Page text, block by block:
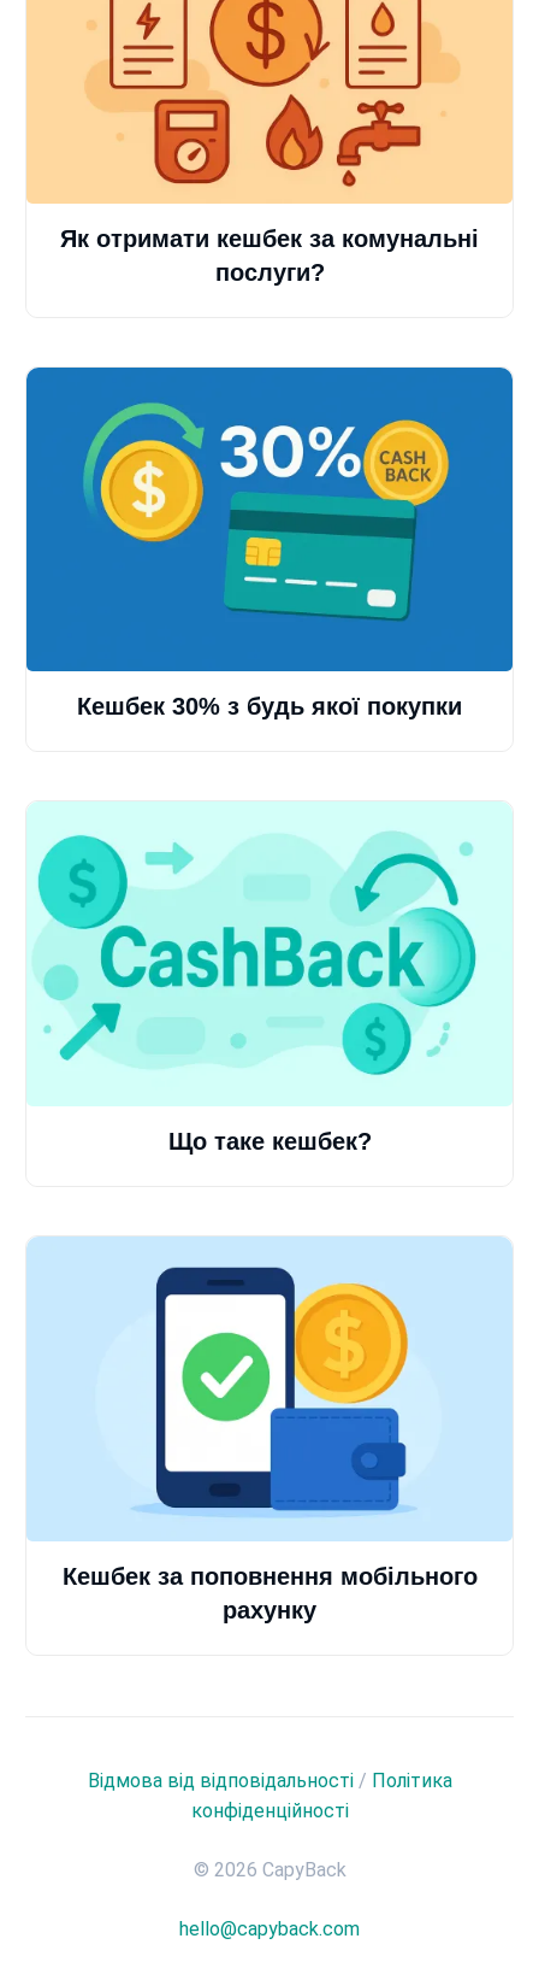
Як отримати кешбек за комунальні
послуги?
Кешбек 30% з будь якої покупки
Що таке кешбек?
Кешбек за поповнення мобільного
рахунку
Відмова від відповідальності/ Політика
конфіденційності
© 2026 CapyBack
hello@capyback.com